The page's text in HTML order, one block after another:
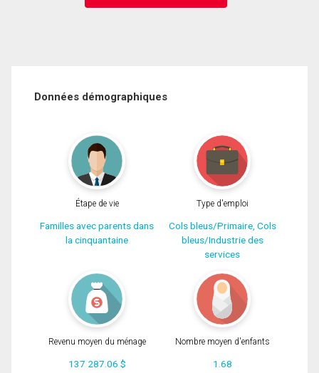
Données démographiques
Étape de vie
Familles avec parents dans
la cinquantaine
Type d'emploi
Cols bleus/Primaire, Cols
bleus/Industrie des
services
Revenu moyen du ménage
137 287.06 $
Nombre moyen d'enfants
1.68